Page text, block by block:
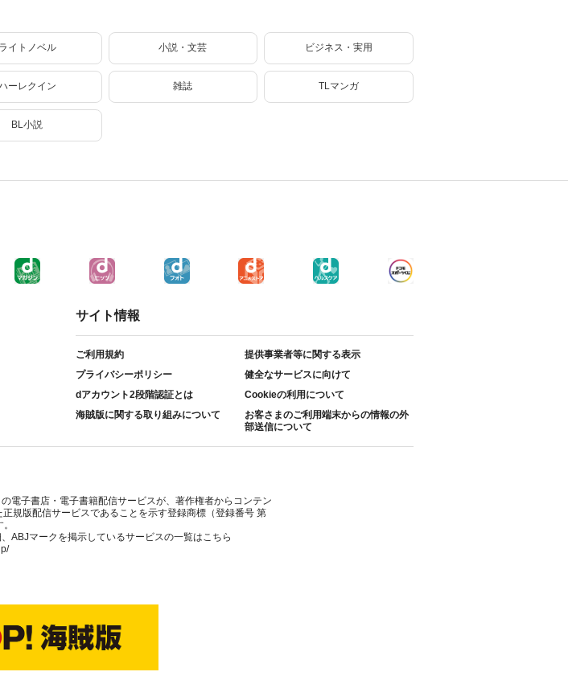
ライトノベル 小説・文芸 ビジネス・実用
ーレクイン 雑誌 TLマンガ
BL小説
サイト情報
ご利用規約
提供事業者等に関する表示
プライバシーポリシー
健全なサービスに向けて
dアカウント2段階認証とは
Cookieの利用について
海賊版に関する取り組みについて
お客さまのご利用端末からの情報の外
部送信について
電子書店・電子書籍配信サービスが、著作権者からコンテン
正規版配信サービスであることを示す登録商標（登録番号 第
ABJマークを掲示しているサービスの一覧はこちら